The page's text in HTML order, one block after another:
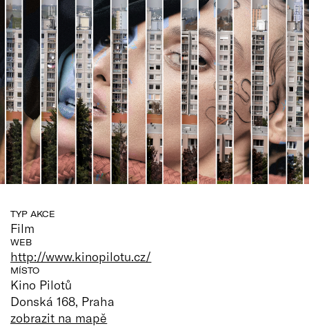
edu
Vše o ČT
TYP AKCE
Film
WEB
http://www.kinopilotu.cz/
MÍSTO
Kino Pilotů
Donská 168, Praha
zobrazit na mapě